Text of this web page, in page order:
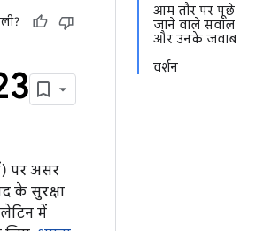
आम तौर पर पूछे
जाने वाले सवाल
और उनके जवाब
वर्शन
पर असर
के सुरक्षा
में